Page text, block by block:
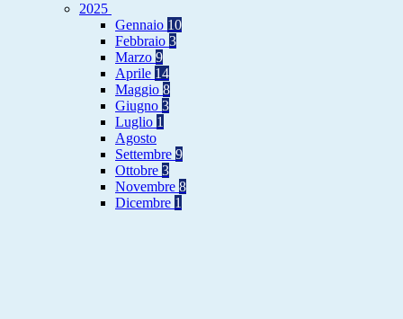
2025
Gennaio 10
Febbraio 3
Marzo 9
Aprile 14
Maggio 8
Giugno 3
Luglio 1
Agosto
Settembre 9
Ottobre 3
Novembre 8
Dicembre 1